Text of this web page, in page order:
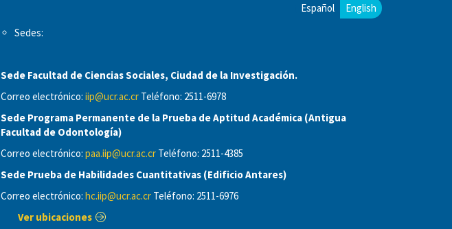
Español English
Sedes:
Sede Facultad de Ciencias Sociales, Ciudad de la Investigación.
Correo electrónico: iip@ucr.ac.cr Teléfono: 2511-6978
Sede Programa Permanente de la Prueba de Aptitud Académica (Antigua
Facultad de Odontología)
Correo electrónico: paa.iip@ucr.ac.cr Teléfono: 2511-4385
Sede Prueba de Habilidades Cuantitativas (Edificio Antares)
Correo electrónico: hc.iip@ucr.ac.cr Teléfono: 2511-6976
Ver ubicaciones